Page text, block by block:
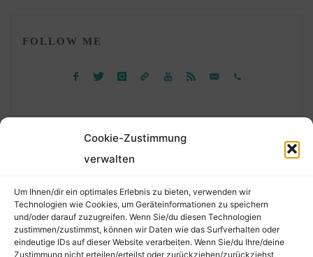
Cookie-Zustimmung
verwalten
Um Ihnen/dir ein optimales Erlebnis zu bieten, verwenden wir
Technologien wie Cookies, um Geräteinformationen zu speichern
und/oder darauf zuzugreifen. Wenn Sie/du diesen Technologien
zustimmen/zustimmst, können wir Daten wie das Surfverhalten oder
eindeutige IDs auf dieser Website verarbeiten. Wenn Sie/du Ihre/deine
Zustimmung nicht erteilen/erteilst oder zurückziehen/zurückziehst,
FOLLOW ME
nach: